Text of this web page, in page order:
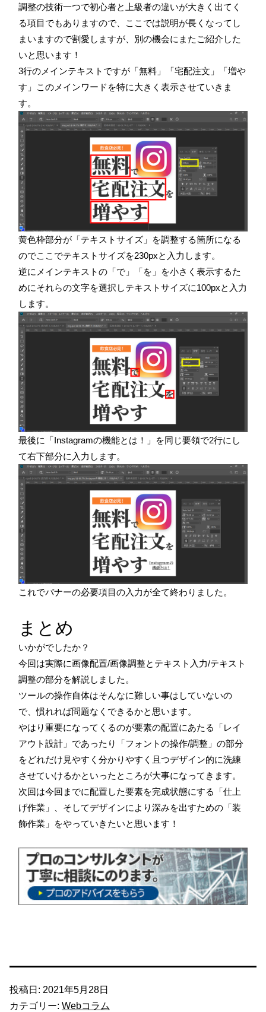
調整の技術一つで初心者と上級者の違いが大きく出てく
る項目でもありますので、ここでは説明が長くなってし
まいますので割愛しますが、別の機会にまたご紹介した
いと思います！
3行のメインテキストですが「無料」「宅配注文」「増や
す」このメインワードを特に大きく表示させていきま
す。
黄色枠部分が「テキストサイズ」を調整する箇所になる
のでここでテキストサイズを230pxと入力します。
逆にメインテキストの「で」「を」を小さく表示するた
めにそれらの文字を選択しテキストサイズに100pxと入力
します。
最後に「Instagramの機能とは！」を同じ要領で2行にし
て右下部分に入力します。
これでバナーの必要項目の入力が全て終わりました。
まとめ
いかがでしたか？
今回は実際に画像配置/画像調整とテキスト入力/テキスト
調整の部分を解説しました。
ツールの操作自体はそんなに難しい事はしていないの
で、慣れれば問題なくできるかと思います。
やはり重要になってくるのが要素の配置にあたる「レイ
アウト設計」であったり「フォントの操作/調整」の部分
をどれだけ見やすく分かりやすく且つデザイン的に洗練
させていけるかといったところが大事になってきます。
次回は今回までに配置した要素を完成状態にする「仕上
げ作業」、そしてデザインにより深みを出すための「装
飾作業」をやっていきたいと思います！
投稿日: 2021年5月28日
カテゴリー: Webコラム